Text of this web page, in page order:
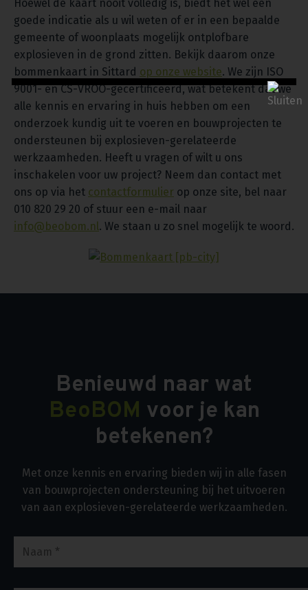
Hoewel de kaart nooit volledig is, biedt het wel een
goede indicatie als u wil weten of er in een bepaalde
gemeente of woonplaats mogelijk ontplofbare
explosieven in de grond zitten. Bekijk daarom onze
bommenkaart in Sittard op onze website. We zijn ISO
9001- en CS-VROO-gecertificeerd, wat betekent dat we
alle kennis en ervaring in huis hebben om een
onderzoek kundig uit te voeren en bouwprojecten te
ondersteunen bij explosieven-gerelateerde
werkzaamheden. Heeft u vragen of wilt u ons
inschakelen voor uw project? Neem dan contact met
ons op via het contactformulier op onze site, bel naar
010 820 29 20 of stuur een e-mail naar
info@beobom.nl. We staan u zo snel mogelijk te woord.
Benieuwd naar wat
BeoBOM voor je kan
betekenen?
Met onze kennis en ervaring bieden wij in alle fasen
van bouwprojecten ondersteuning bij het uitvoeren
van aan explosieven-gerelateerde werkzaamheden.